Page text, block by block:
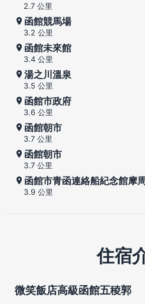
2.7 公里
函館競馬場
3.2 公里
函館未來館
3.4 公里
湯之川溫泉
3.5 公里
函館市政府
3.6 公里
函館朝市
3.7 公里
函館朝市
3.7 公里
函館市青函連絡船紀念館摩
3.9 公里
住宿
微笑飯店高級函館五稜郭